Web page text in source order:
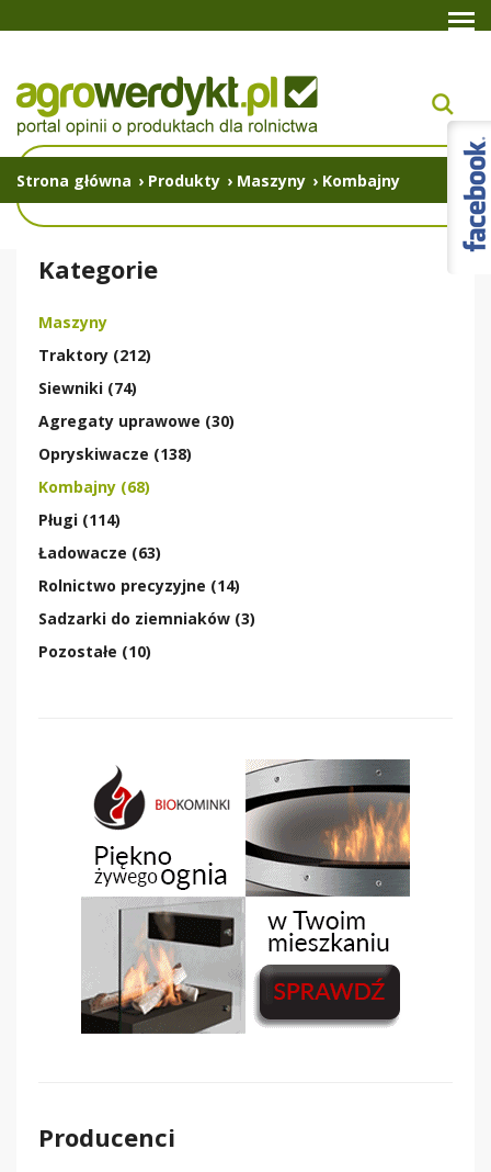
Strona główna › Produkty › Maszyny › Kombajny
Kategorie
Maszyny
Traktory (212)
Siewniki (74)
Agregaty uprawowe (30)
Opryskiwacze (138)
Kombajny (68)
Pługi (114)
Ładowacze (63)
Rolnictwo precyzyjne (14)
Sadzarki do ziemniaków (3)
Pozostałe (10)
Producenci